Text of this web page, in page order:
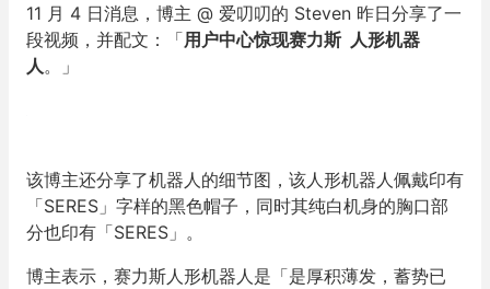
11 月 4 日消息，博主 @ 爱叨叨的 Steven 昨日分享了一
段视频，并配文：「用户中心惊现赛力斯 人形机器
人 。」
该博主还分享了机器人的细节图，该人形机器人佩戴印有
「SERES」字样的黑色帽子，同时其纯白机身的胸口部
分也印有「SERES」。
博主表示，赛力斯人形机器人是「是厚积薄发，蓄势已